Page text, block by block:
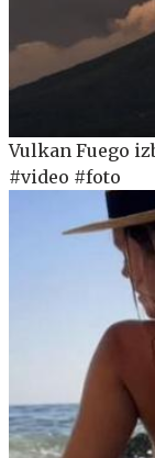
Vulkan Fuego
#video #foto